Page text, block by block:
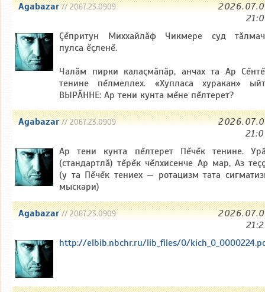
Agabazar// 2067.23.0909
Çĕпритун Миххайлăф Чикмере суд
пулса ĕçленĕ.
Чалăм пирки калаçмăпăр, анчах та Ар
тенине пĕлмеллех. «Хупласа хуракан»
ВЫРӐННЕ: Ар тени кунта мĕне пĕлтерет?
Agabazar// 2067.23.0909
Ар тени кунта пĕлтерет Пĕчĕк тенине.
(стандартлă) тĕрĕк чĕлхисенче Ар мар, Аз
(у та Пĕчĕк тениех — ротацизм тата
мыскари)
Agabazar// 2067.23.0909
http://elbib.nbchr.ru/lib_files/0/